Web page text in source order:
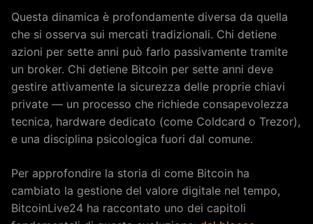
Questa dinamica è profondamente diversa da quella
che si osserva sui mercati tradizionali. Chi detiene
azioni per sette anni può farlo passivamente tramite
un broker. Chi detiene Bitcoin per sette anni deve
gestire attivamente la sicurezza delle proprie chiavi
private — un processo che richiede consapevolezza
tecnica, hardware dedicato (come Coldcard o Trezor),
e una disciplina psicologica fuori dal comune.
Per approfondire la storia di come Bitcoin ha
cambiato la gestione del valore digitale nel tempo,
BitcoinLive24 ha raccontato uno dei capitoli